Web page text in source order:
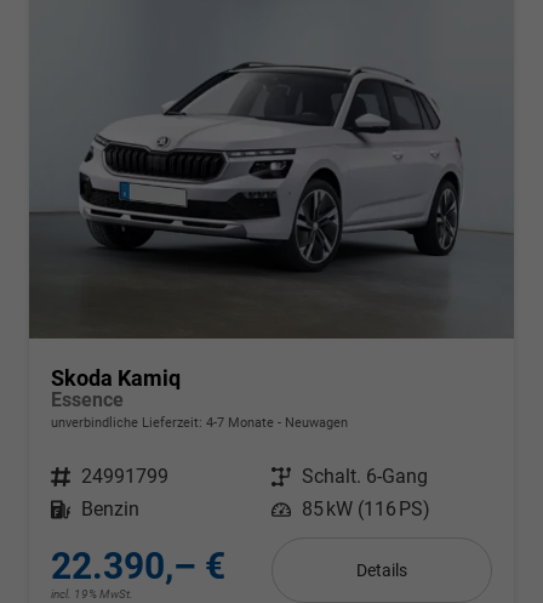
Skoda Kamiq
Essence
unverbindliche Lieferzeit: 4-7 Monate Neuwagen
Fahrzeugnr. 24991799 Getriebe Schalt. 6-Gang
Kraftstoff
Benzin Leistung 85 kW (116 PS)
22.390,– €
incl. 19% MwSt.
Details